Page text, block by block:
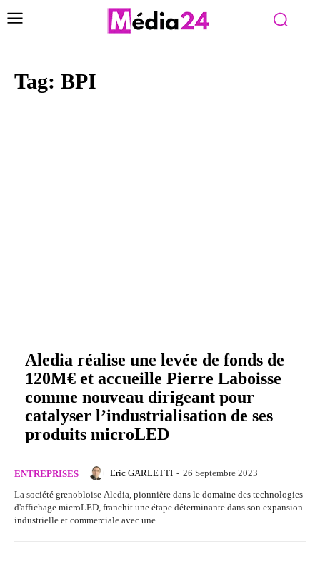
Tag: BPI
Aledia réalise une levée de fonds de
120M€ et accueille Pierre Laboisse
comme nouveau dirigeant pour
catalyser l’industrialisation de ses
produits microLED
ENTREPRISES Eric GARLETTI - 26 Septembre 2023
La société grenobloise Aledia, pionnière dans le domaine des technologies
d'affichage microLED, franchit une étape déterminante dans son expansion
industrielle et commerciale avec une...